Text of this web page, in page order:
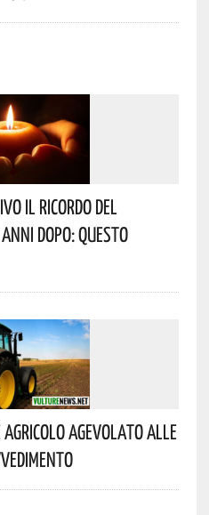
Il Ricordo Del
Dopo: Questo
Agricolo Agevolato Alle